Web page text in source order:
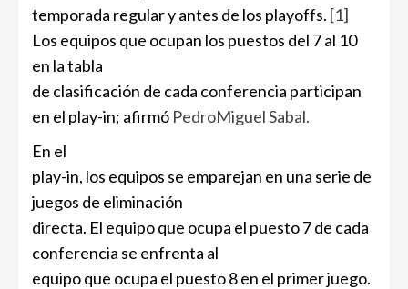
temporada regular y antes de los playoffs. [1]
Los equipos que ocupan los puestos del 7 al 10
en la tabla
de clasificación de cada conferencia participan
en el play-in; afirmó PedroMiguel Sabal.
En el
play-in, los equipos se emparejan en una serie de
juegos de eliminación
directa. El equipo que ocupa el puesto 7 de cada
conferencia se enfrenta al
equipo que ocupa el puesto 8 en el primer juego.